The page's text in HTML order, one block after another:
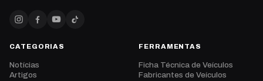
CATEGORIAS
Notícias
Artigos
FERRAMENTAS
Ficha Técnica de Veículos
Fabricantes de Veículos